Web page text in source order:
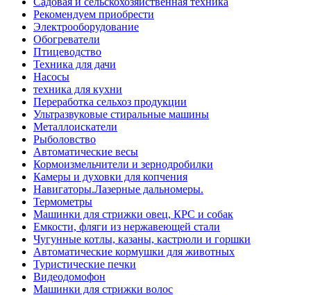
Рекомендуем приобрести
Электрооборудование
Обогреватели
Птицеводство
Техника для дачи
Насосы
техника для кухни
Переработка сельхоз продукции
Ультразвуковые стиральные машины
Металлоискатели
Рыболовство
Автоматические весы
Кормоизмельчители и зернодробилки
Камеры и духовки для копчения
Навигаторы.Лазерные дальномеры.
Термометры
Машинки для стрижки овец, КРС и собак
Емкости, фляги из нержавеющей стали
Чугунные котлы, казаны, кастрюли и горшки
Автоматические кормушки для животных
Туристические печки
Видеодомофон
Машинки для стрижки волос